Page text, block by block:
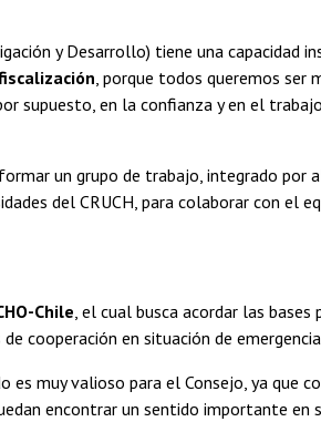
y Desarrollo) tiene una capacidad
, porque todos queremos ser
supuesto, en la confianza y en el
un grupo de trabajo, integrado por
del CRUCH, para colaborar con el
Chile , el cual busca acordar las
cooperación en situación de
es muy valioso para el Consejo, ya que
encontrar un sentido importante en